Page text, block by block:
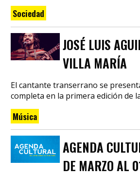
Sociedad
JOSÉ LUIS
VILLA MARÍA
El cantante transerrano se
completa en la primera edición de
Música
AGENDA
DE MARZO AL